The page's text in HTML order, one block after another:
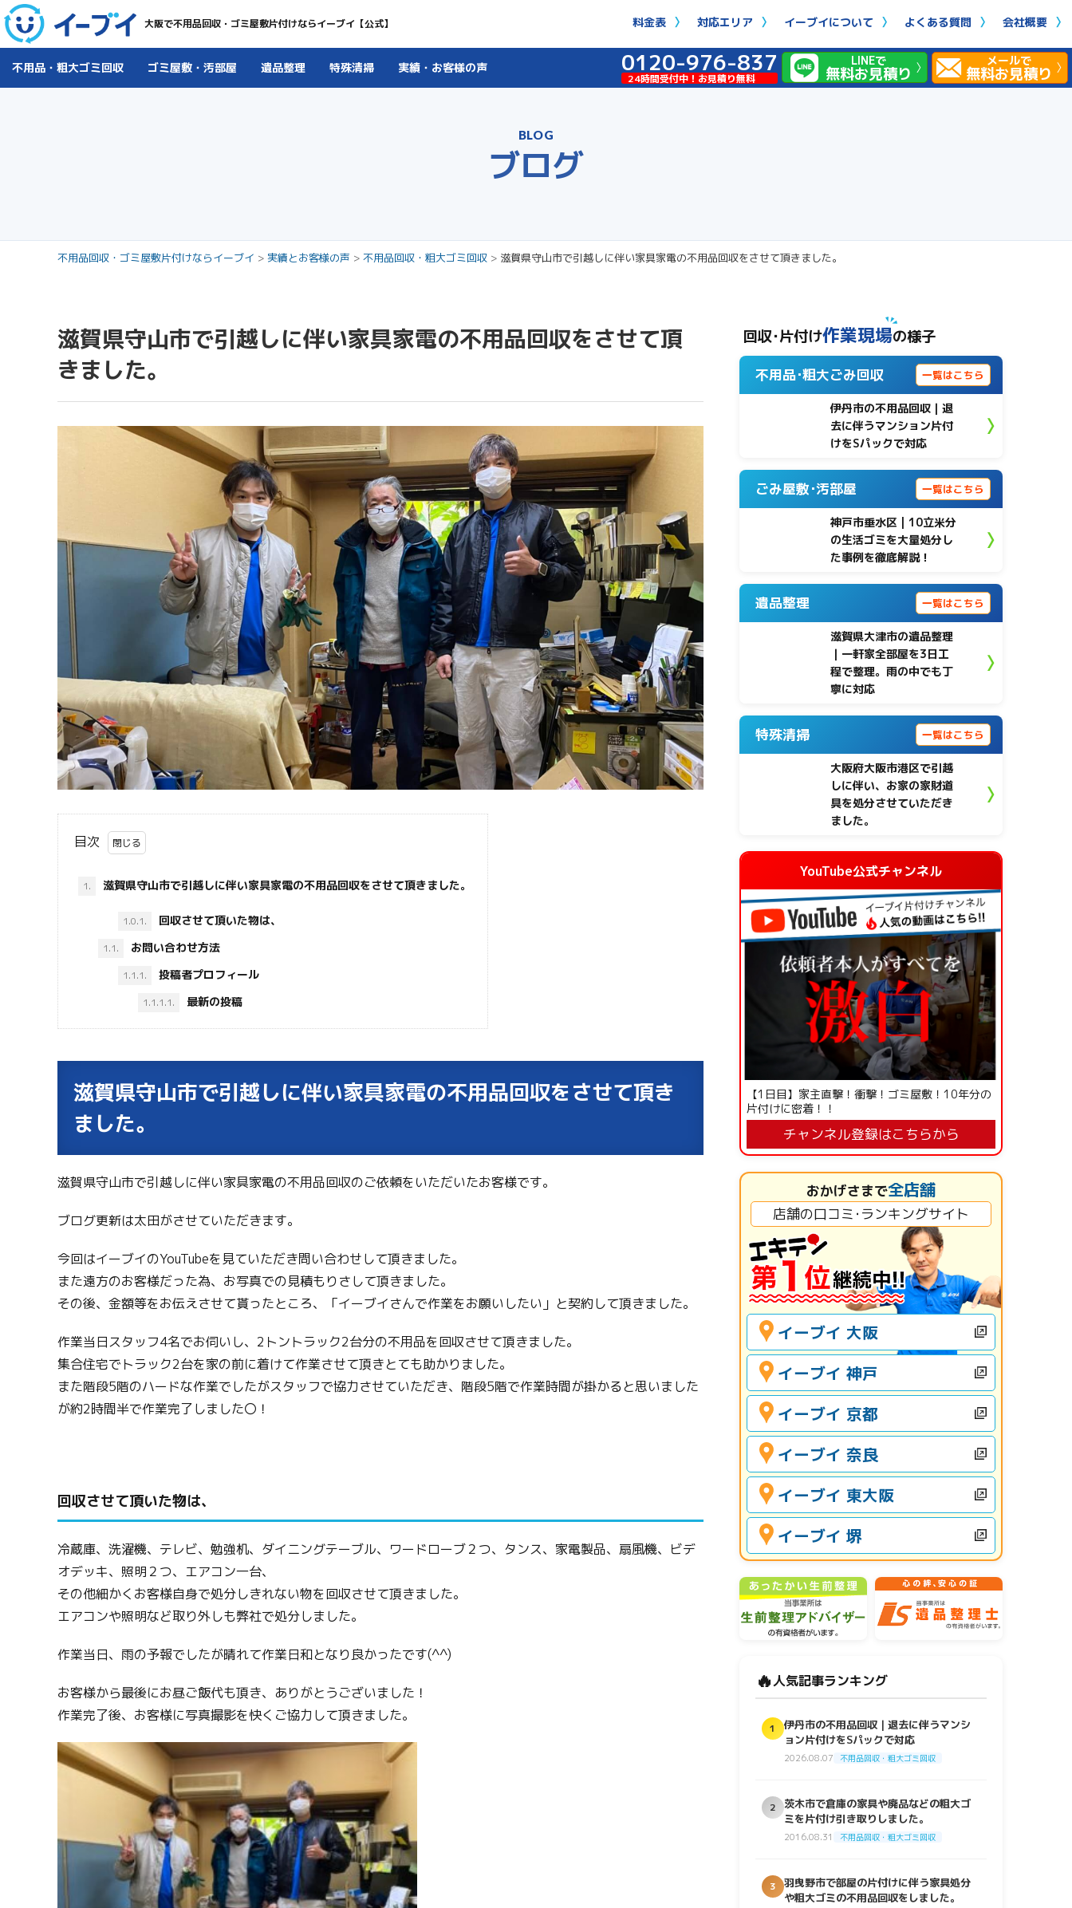
大阪で不用品回収・ゴミ屋敷片付けならイーブイ【公式】 料金表 対応エリア イーブイについて よくある質問 会社概要
不用品・粗大ゴミ回収 ゴミ屋敷・汚部屋 遺品整理 特殊清掃 実績・お客様の声 0120-976-837
24時間受付中！お見積り無料
LINEで
無料お見積り
メールで
無料お見積り
BLOG
ブログ
不用品回収・ゴミ屋敷片付けならイーブイ > 実績とお客様の声 > 不用品回収・粗大ゴミ回収 > 滋賀県守山市で引越しに伴い家具家電の不用品回収をさせて頂きました。
滋賀県守山市で引越しに伴い家具家電の不用品回収をさせて頂
きました。
目次
1. 滋賀県守山市で引越しに伴い家具家電の不用品回収をさせて頂きました。
1.0.1. 回収させて頂いた物は、
1.1. お問い合わせ方法
1.1.1. 投稿者プロフィール
1.1.1.1. 最新の投稿
滋賀県守山市で引越しに伴い家具家電の不用品回収をさせて頂き
ました。
滋賀県守山市で引越しに伴い家具家電の不用品回収のご依頼をいただいたお客様です。
ブログ更新は太田がさせていただきます。
今回はイーブイのYouTubeを見ていただき問い合わせして頂きました。
また遠方のお客様だった為、お写真での見積もりさして頂きました。
その後、金額等をお伝えさせて貰ったところ、「イーブイさんで作業をお願いしたい」と契約して頂きました。
作業当日スタッフ4名でお伺いし、2トントラック2台分の不用品を回収させて頂きました。
集合住宅でトラック2台を家の前に着けて作業させて頂きとても助かりました。
また階段5階のハードな作業でしたがスタッフで協力させていただき、階段5階で作業時間が掛かると思いました
が約2時間半で作業完了しました〇！
回収させて頂いた物は、
冷蔵庫、洗濯機、テレビ、勉強机、ダイニングテーブル、ワードローブ２つ、タンス、家電製品、扇風機、ビデ
オデッキ、照明２つ、エアコン一台、
その他細かくお客様自身で処分しきれない物を回収させて頂きました。
エアコンや照明など取り外しも弊社で処分しました。
作業当日、雨の予報でしたが晴れて作業日和となり良かったです(^^)
お客様から最後にお昼ご飯代も頂き、ありがとうございました！
作業完了後、お客様に写真撮影を快くご協力して頂きました。
回収･片付け作業現場の様子
不用品･粗大ごみ回収 一覧はこちら
伊丹市の不用品回収｜退
去に伴うマンション片付
けをSパックで対応
ごみ屋敷･汚部屋 一覧はこちら
神戸市垂水区 | 10立米分
の生活ゴミを大量処分し
た事例を徹底解説！
遺品整理 一覧はこちら
滋賀県大津市の遺品整理
｜一軒家全部屋を3日工
程で整理。雨の中でも丁
寧に対応
特殊清掃 一覧はこちら
大阪府大阪市港区で引越
しに伴い、お家の家財道
具を処分させていただき
ました。
YouTube公式チャンネル
【1日目】家主直撃！衝撃！ゴミ屋敷！10年分の
片付けに密着！！
チャンネル登録はこちらから
おかげさまで全店舗
店舗の口コミ･ランキングサイト
イーブイ 大阪
イーブイ 神戸
イーブイ 京都
イーブイ 奈良
イーブイ 東大阪
イーブイ 堺
🔥人気記事ランキング
1
伊丹市の不用品回収｜退去に伴うマンシ
ョン片付けをSパックで対応
2026.08.07 不用品回収・粗大ゴミ回収
2
茨木市で倉庫の家具や廃品などの粗大ゴ
ミを片付け引き取りしました。
2016.08.31 不用品回収・粗大ゴミ回収
3
羽曳野市で部屋の片付けに伴う家具処分
や粗大ゴミの不用品回収をしました。